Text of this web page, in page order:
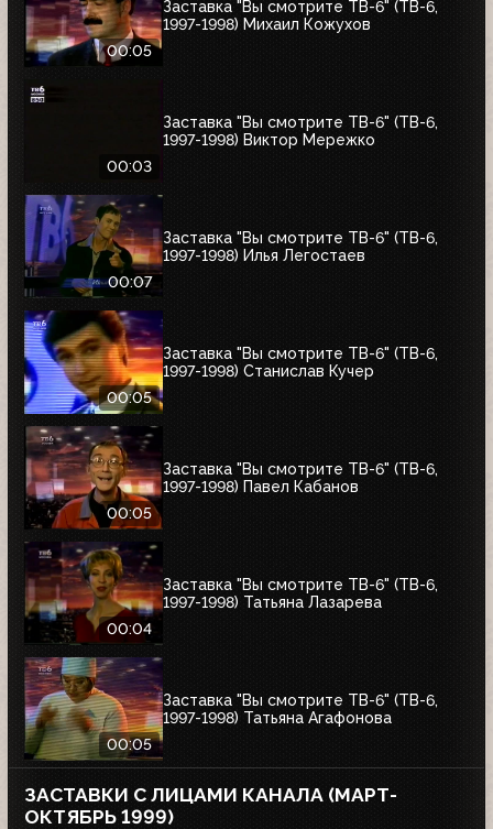
00:05
Заставка "Вы смотрите ТВ-6" (ТВ-6,
1997-1998) Михаил Кожухов
00:03
Заставка "Вы смотрите ТВ-6" (ТВ-6,
1997-1998) Виктор Мережко
00:07
Заставка "Вы смотрите ТВ-6" (ТВ-6,
1997-1998) Илья Легостаев
00:05
Заставка "Вы смотрите ТВ-6" (ТВ-6,
1997-1998) Станислав Кучер
00:05
Заставка "Вы смотрите ТВ-6" (ТВ-6,
1997-1998) Павел Кабанов
00:04
Заставка "Вы смотрите ТВ-6" (ТВ-6,
1997-1998) Татьяна Лазарева
00:05
Заставка "Вы смотрите ТВ-6" (ТВ-6,
1997-1998) Татьяна Агафонова
ЗАСТАВКИ С ЛИЦАМИ КАНАЛА (МАРТ-
ОКТЯБРЬ 1999)